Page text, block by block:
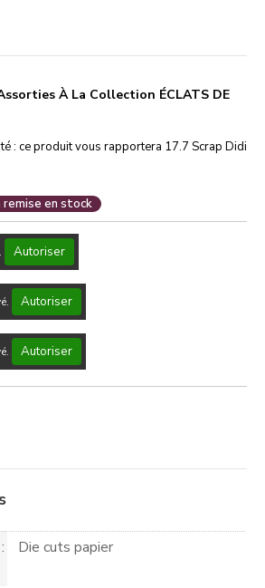
À La Collection ÉCLATS DE
: ce produit vous rapportera 17.7 Scrap Didi
en stock
Autoriser
Autoriser
Autoriser
Die cuts papier